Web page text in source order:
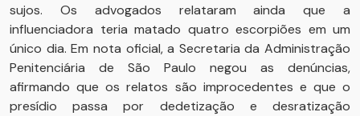
sujos. Os advogados relataram ainda que a
influenciadora teria matado quatro escorpiões em um
único dia. Em nota oficial, a Secretaria da Administração
Penitenciária de São Paulo negou as denúncias,
afirmando que os relatos são improcedentes e que o
presídio passa por dedetização e desratização